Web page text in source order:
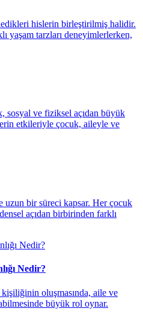
hislerin birleştirilmiş halidir.
yaşam tarzları deneyimlerlerken,
sosyal ve fiziksel açıdan büyük
etkileriyle çocuk, aileyle ve
uzun bir süreci kapsar. Her çocuk
açıdan birbirinden farklı
Nedir?
oluşmasında, aile ve
büyük rol oynar.